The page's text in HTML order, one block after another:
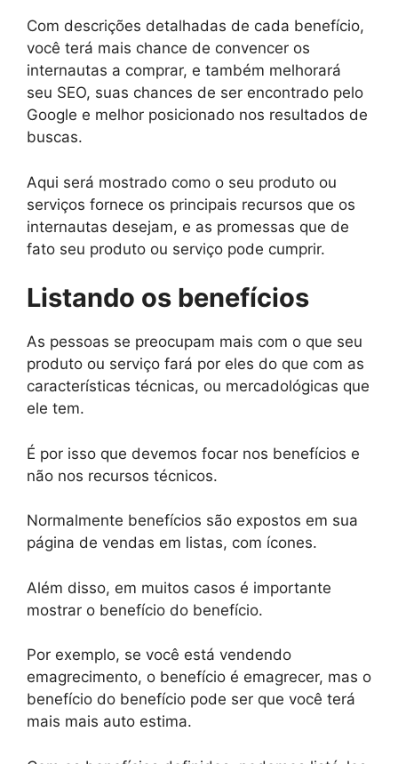
Com descrições detalhadas de cada benefício,
você terá mais chance de convencer os
internautas a comprar, e também melhorará
seu SEO, suas chances de ser encontrado pelo
Google e melhor posicionado nos resultados de
buscas.
Aqui será mostrado como o seu produto ou
serviços fornece os principais recursos que os
internautas desejam, e as promessas que de
fato seu produto ou serviço pode cumprir.
Listando os benefícios
As pessoas se preocupam mais com o que seu
produto ou serviço fará por eles do que com as
características técnicas, ou mercadológicas que
ele tem.
É por isso que devemos focar nos benefícios e
não nos recursos técnicos.
Normalmente benefícios são expostos em sua
página de vendas em listas, com ícones.
Além disso, em muitos casos é importante
mostrar o benefício do benefício.
Por exemplo, se você está vendendo
emagrecimento, o benefício é emagrecer, mas o
benefício do benefício pode ser que você terá
mais mais auto estima.